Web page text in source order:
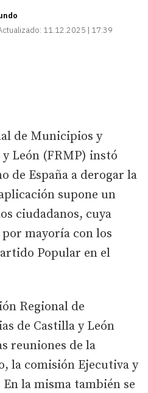
11.12.2025 | 17:39
de Municipios y
León (FRMP) instó
de España a derogar la
supone un
ciudadanos, cuya
mayoría con los
Popular en el
Regional de
de Castilla y León
reuniones de la
la comisión Ejecutiva y
la misma también se